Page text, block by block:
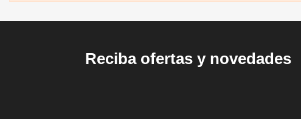
Reciba ofertas y novedades